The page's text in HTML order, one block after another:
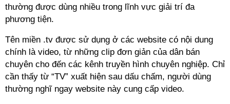
thường được dùng nhiều trong lĩnh vực giải trí đa
phương tiện.
Tên miền .tv được sử dụng ở các website có nội dung
chính là video, từ những clip đơn giản của dân bán
chuyên cho đến các kênh truyền hình chuyên nghiệp. Chỉ
cần thấy từ “TV” xuất hiện sau dấu chấm, người dùng
thường nghĩ ngay website này cung cấp video.